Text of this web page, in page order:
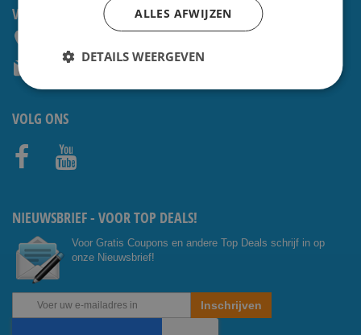
VRAGEN? NEEM CONTACT OP:
service@shavesavings.com
VOLG ONS
NIEUWSBRIEF - VOOR TOP DEALS!
Voor Gratis Coupons en andere Top Deals schrijf in op
onze Nieuwsbrief!
Abonneer
Inschrijven
ALLES AFWIJZEN
DETAILS WEERGEVEN